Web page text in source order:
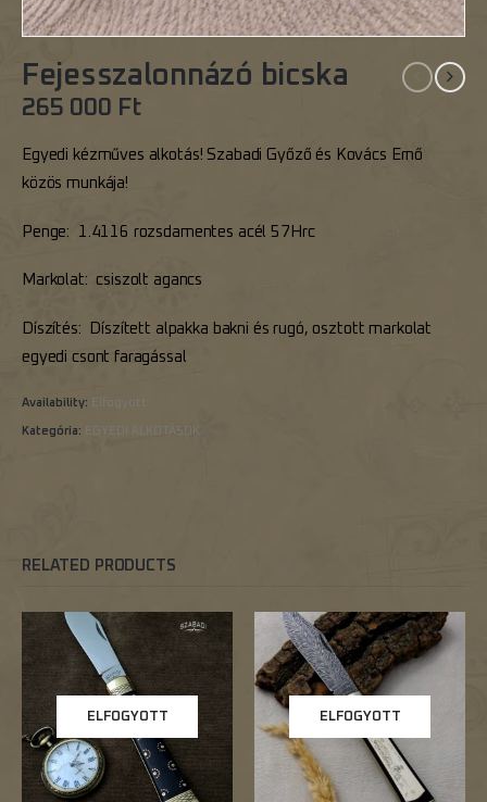
Fejesszalonnázó bicska
265 000 Ft
Egyedi kézműves alkotás! Szabadi Győző és Kovács Ernő
közös munkája!
Penge: 1.4116 rozsdamentes acél 57Hrc
Markolat: csiszolt agancs
Díszítés: Díszített alpakka bakni és rugó, osztott markolat
egyedi csont faragással
Availability: Elfogyott
Kategória: EGYEDI ALKOTÁSOK
RELATED PRODUCTS
ELFOGYOTT ELFOGYOTT